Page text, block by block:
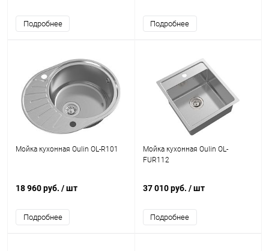
Подробнее Подробнее
Мойка кухонная Oulin OL-R101
18 960 руб. / шт
Подробнее
Мойка кухонная Oulin OL-
FUR112
37 010 руб. / шт
Подробнее